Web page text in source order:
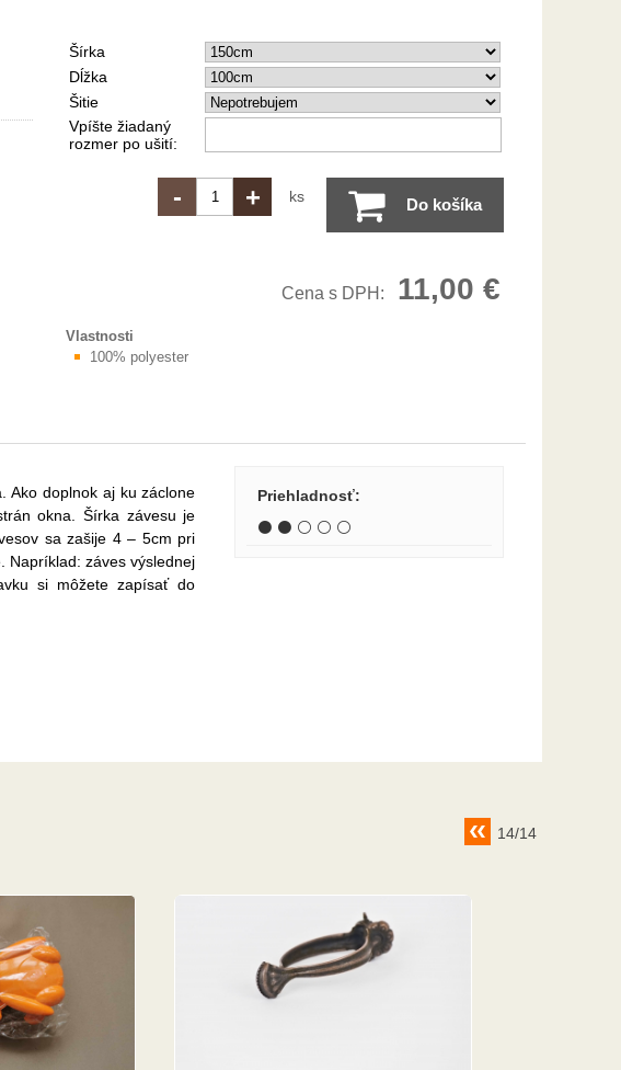
Šírka
Dĺžka
Šitie
Vpíšte žiadaný
rozmer po ušití:
- + ks Do košíka
Cena s DPH: 11,00 €
Vlastnosti
100% polyester
Ako doplnok aj ku záclone
okna. Šírka závesu je
sa zašije 4 – 5cm pri
Napríklad: záves výslednej
si môžete zapísať do
Priehladnosť:
⚫ ⚫ ⚪ ⚪ ⚪
14/14